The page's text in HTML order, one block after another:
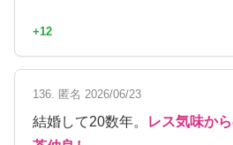
+12
136. 匿名 2026/06/23
結婚して20数年。
レス気味か